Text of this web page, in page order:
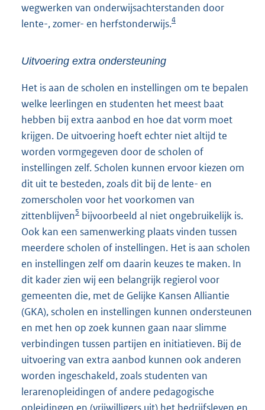
wegwerken van onderwijsachterstanden door
lente-, zomer- en herfstonderwijs.4
Uitvoering extra ondersteuning
Het is aan de scholen en instellingen om te bepalen
welke leerlingen en studenten het meest baat
hebben bij extra aanbod en hoe dat vorm moet
krijgen. De uitvoering hoeft echter niet altijd te
worden vormgegeven door de scholen of
instellingen zelf. Scholen kunnen ervoor kiezen om
dit uit te besteden, zoals dit bij de lente- en
zomerscholen voor het voorkomen van
zittenblijven5 bijvoorbeeld al niet ongebruikelijk is.
Ook kan een samenwerking plaats vinden tussen
meerdere scholen of instellingen. Het is aan scholen
en instellingen zelf om daarin keuzes te maken. In
dit kader zien wij een belangrijk regierol voor
gemeenten die, met de Gelijke Kansen Alliantie
(GKA), scholen en instellingen kunnen ondersteunen
en met hen op zoek kunnen gaan naar slimme
verbindingen tussen partijen en initiatieven. Bij de
uitvoering van extra aanbod kunnen ook anderen
worden ingeschakeld, zoals studenten van
lerarenopleidingen of andere pedagogische